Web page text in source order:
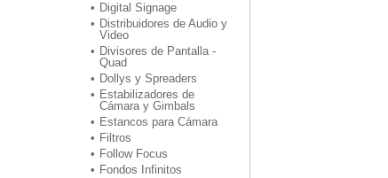
Digital Signage
Distribuidores de Audio y
Video
Divisores de Pantalla -
Quad
Dollys y Spreaders
Estabilizadores de
Cámara y Gimbals
Estancos para Cámara
Filtros
Follow Focus
Fondos Infinitos